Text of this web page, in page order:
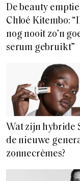
De beauty
Chloé Kitembo:
nog nooit zo’n
serum gebruikt”
Wat zijn hybride
de nieuwe
zonnecrèmes?